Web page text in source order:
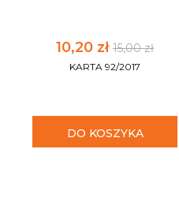
10,20 zł 15,00 zł
KARTA 92/2017
DO KOSZYKA